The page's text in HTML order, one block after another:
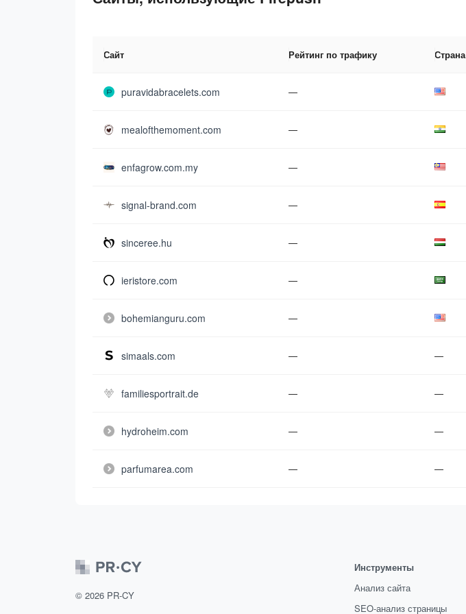
Сайт Рейтинг по трафику Страна
puravidabracelets.com —
mealofthemoment.com —
enfagrow.com.my —
signal-brand.com —
sinceree.hu —
ieristore.com —
bohemianguru.com —
simaals.com — —
familiesportrait.de — —
hydroheim.com — —
parfumarea.com — —
© 2026 PR-CY
Инструменты
Анализ сайта
SEO-анализ страницы